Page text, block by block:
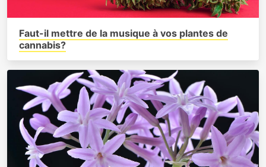
Faut-il mettre de la musique à vos plantes de
cannabis?